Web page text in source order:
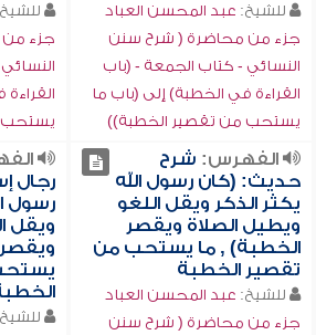
للشيخ: عبد المحسن العباد
جزء من محاضرة ( شرح سنن
النسائي - كتاب الجمعة - (باب
القراءة في الخطبة) إلى (باب ما
يستحب من تقصير الخطبة))
جزء
يستحب
الفهرس: شرح
حديث: (كان رسول الله
يكثر الذكر ويقل اللغو
ويطيل الصلاة ويقصر
الخطبة) , ما يستحب من
تقصير الخطبة
للشيخ: عبد المحسن العباد
جزء من محاضرة ( شرح سنن
رجال
رسول
ويقل